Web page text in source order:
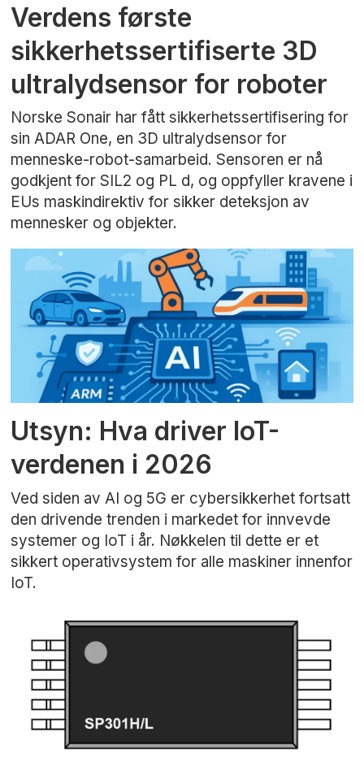
Verdens første
sikkerhetssertifiserte 3D
ultralydsensor for roboter
Norske Sonair har fått sikkerhetssertifisering for
sin ADAR One, en 3D ultralydsensor for
menneske-robot-samarbeid. Sensoren er nå
godkjent for SIL2 og PL d, og oppfyller kravene i
EUs maskindirektiv for sikker deteksjon av
mennesker og objekter.
Utsyn: Hva driver IoT-
verdenen i 2026
Ved siden av AI og 5G er cybersikkerhet fortsatt
den drivende trenden i markedet for innvevde
systemer og IoT i år. Nøkkelen til dette er et
sikkert operativsystem for alle maskiner innenfor
IoT.